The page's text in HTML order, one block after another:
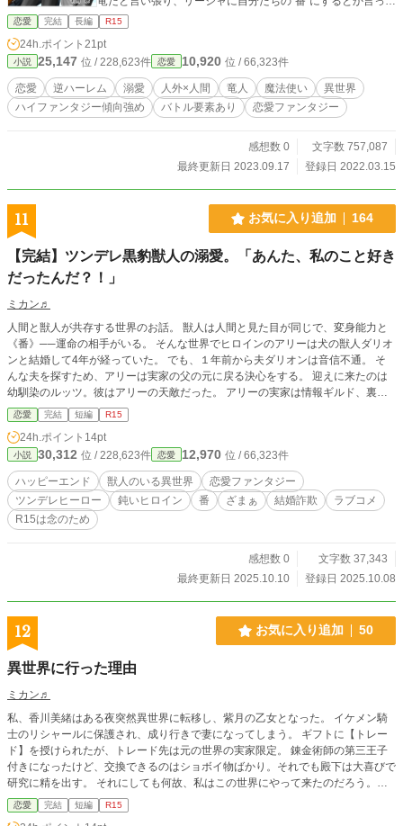
きて。 半信半疑で彼らを受け入れたリーシャだが、一緒に
過ごすうちにそれが本当の事だと思い始めた。彼らはリーシ
ャの気持ちなど関係なく自分たちの好きにふるまってくる。
リーシャは彼らの好意に鈍感ではあるけど、ちょっとした言
動にドキッとしたり、モヤモヤしてみたりて……お互いに振
り回し、振り回されの毎日に。のんびり自由気ままな生活を
していたはずなのに、急に慌ただしい生活になってしまっ
り、関わりたくない竜と人間のいざこざにも巻き込まれてい
くことに！※”小説家になろう”でも公開しています。※表紙絵
恋愛 完結 長編 R15
24h.ポイント 21pt
小説 25,147 位 / 228,623件 恋愛 10,920 位 / 66,323件
恋愛 逆ハーレム 溺愛 人外×人間 竜人 魔法使い
異世界
ハイファンタジー傾向強め
バトル要素あり 恋愛ファンタジー
感想数 0
文字数 757,087
最終更新日 2023.09.17
登録日 2022.03.15
11 お気に入り追加 164
【完結】ツンデレ黒豹獣人の溺愛。「あんた、私のこと好き
だったんだ？！」
ミカン♬
人間と獣人が共存する世界のお話。 獣人は人間と見た目が同じで、変身能力と
《番》──運命の相手がいる。 そんな世界でヒロインのアリーは犬の獣人ダリオ
ンと結婚して4年が経っていた。 でも、１年前から夫ダリオンは音信不通。 そ
んな夫を探すため、アリーは実家の父の元に戻る決心をする。 迎えに来たのは
幼馴染のルッツ。彼はアリーの天敵だった。 アリーの実家は情報ギルド、裏で
は闇ギルドと恐れられている。 ギルドの情報で、やっと夫を見つけたアリーだ
ったが彼は《番》に出会っていた。 ラブコメです。軽い気持ちで読んで頂ける
と嬉しいです。 なろう様にも投稿
恋愛 完結 短編 R15
24h.ポイント 14pt
小説 30,312 位 / 228,623件 恋愛 12,970 位 / 66,323件
ハッピーエンド 獣人のいる異世界
恋愛ファンタジー
ツンデレヒーロー
鈍いヒロイン 番 ざまぁ 結婚詐欺
ラブコメ
R15は念のため
感想数 0
文字数 37,343
最終更新日 2025.10.10
登録日 2025.10.08
12 お気に入り追加 50
異世界に行った理由
ミカン♬
私、香川美緒はある夜突然異世界に転移し、紫月の乙女となった。 イケメン騎
士のリシャールに保護され、成り行きで妻になってしまう。 ギフトに【トレー
ド】を授けられたが、トレード先は元の世界の実家限定。 錬金術師の第三王子
付きになったけど、交換できるのはショボイ物ばかり。それでも殿下は大喜びで
研究に精を出す。 それにしても何故、私はこの世界にやって来たのだろう。最
後にその秘密を知ったのは元の世界の妹ユキだった。地球の環境汚染は異世界に
も広がっている？ 異世界での自分の存在意義に悩むミオ＆実家で奮闘する妹ユ
恋愛 完結 短編 R15